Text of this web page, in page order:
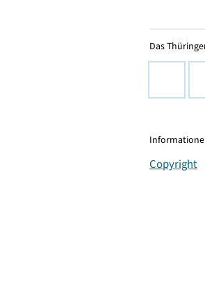
Das
Copyright